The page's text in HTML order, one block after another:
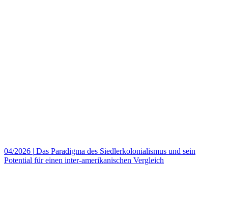
04/2026 | Das Paradigma des Siedlerkolonialismus und sein
Potential für einen inter-amerikanischen Vergleich